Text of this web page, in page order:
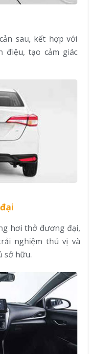
sau, kết hợp với
điệu, tạo cảm giác
hơi thở đương đại,
nghiệm thú vị và
sở hữu.